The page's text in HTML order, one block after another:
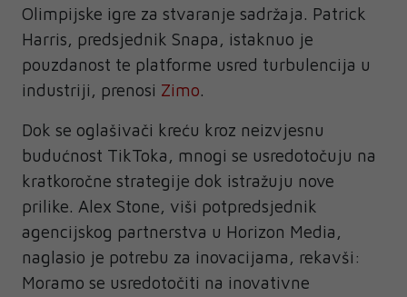
Olimpijske igre za stvaranje sadržaja. Patrick
Harris, predsjednik Snapa, istaknuo je
pouzdanost te platforme usred turbulencija u
industriji, prenosi Zimo.
Dok se oglašivači kreću kroz neizvjesnu
budućnost TikToka, mnogi se usredotočuju na
kratkoročne strategije dok istražuju nove
prilike. Alex Stone, viši potpredsjednik
agencijskog partnerstva u Horizon Media,
naglasio je potrebu za inovacijama, rekavši:
Moramo se usredotočiti na inovativne